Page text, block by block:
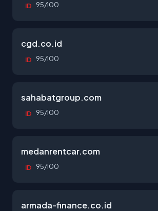
ID 95/100
cgd.co.id
ID 95/100
sahabatgroup.com
ID 95/100
medanrentcar.com
ID 95/100
armada-finance.co.id